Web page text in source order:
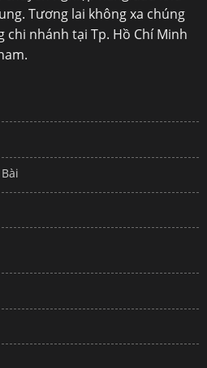
Tương lai không xa chúng
nhánh tại Tp. Hồ Chí Minh